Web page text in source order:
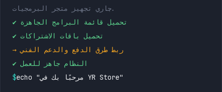
جاري تجهيز متجر البرمجيات...
✔ تحميل قائمة البرامج الجاهزة
✔ تحميل باقات الاشتراكات
→ ربط طرق الدفع والدعم الفني
✔ النظام جاهز للعمل
$
echo "مرحبًا بك في YR Store"